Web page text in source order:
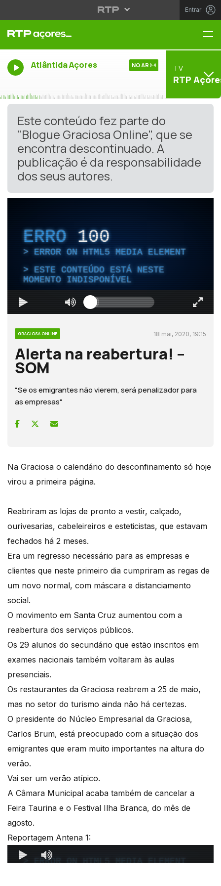
Entrar
Atlântida Açores NO AR TV
RTP
Este conteúdo fez parte do
"Blogue Graciosa Online", que se
encontra descontinuado. A
publicação é da responsabilidade
dos seus autores.
ERRO 100
ERROR ON HTML5 MEDIA ELEMENT
ESTE CONTEÚDO ESTÁ NESTE
MOMENTO INDISPONÍVEL
GRACIOSA ONLINE 18 mai, 2020, 19:15
Alerta na reabertura! –
SOM
"Se os emigrantes não vierem, será penalizador para
as empresas"
Na Graciosa o calendário do desconfinamento só hoje
virou a primeira página.
Reabriram as lojas de pronto a vestir, calçado,
ourivesarias, cabeleireiros e esteticistas, que estavam
fechados há 2 meses.
Era um regresso necessário para as empresas e
clientes que neste primeiro dia cumpriram as regas de
um novo normal, com máscara e distanciamento
social.
O movimento em Santa Cruz aumentou com a
reabertura dos serviços públicos.
Os 29 alunos do secundário que estão inscritos em
exames nacionais também voltaram às aulas
presenciais.
Os restaurantes da Graciosa reabrem a 25 de maio,
mas no setor do turismo ainda não há certezas.
O presidente do Núcleo Empresarial da Graciosa,
Carlos Brum, está preocupado com a situação dos
emigrantes que eram muito importantes na altura do
verão.
Vai ser um verão atípico.
A Câmara Municipal acaba também de cancelar a
Feira Taurina e o Festival Ilha Branca, do mês de
agosto.
Reportagem Antena 1: